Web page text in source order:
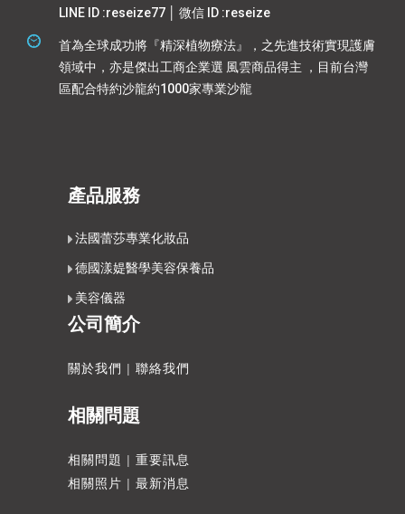
LINE ID :reseize77 │ 微信 ID :reseize
首為全球成功將『精深植物療法』，之先進技術實現護膚
領域中，亦是傑出工商企業選 風雲商品得主 ，目前台灣
區配合特約沙龍約1000家專業沙龍
產品服務
法國蕾莎專業化妝品
德國漾媞醫學美容保養品
美容儀器
公司簡介
關於我們 | 聯絡我們
相關問題
相關問題 | 重要訊息
相關照片 | 最新消息